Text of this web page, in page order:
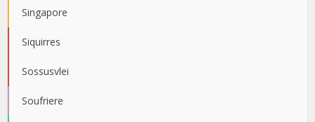
Singapore
Siquirres
Sossusvlei
Soufriere